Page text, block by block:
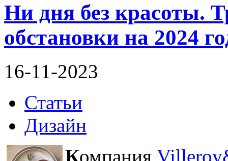
Ни дня без красоты.
обстановки на 2024
16-11-2023
Статьи
Дизайн
Компания